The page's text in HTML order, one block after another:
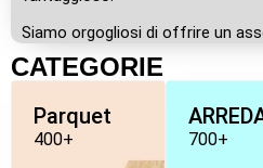
Siamo orgogliosi di offrire un
CATEGORIE
Parquet
400+ 700+